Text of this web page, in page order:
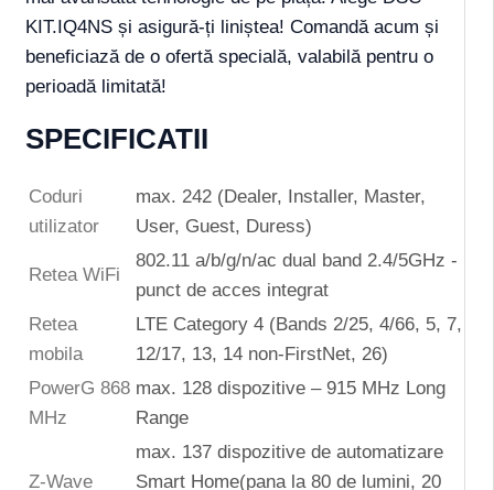
KIT.IQ4NS și asigură-ți liniștea! Comandă acum și
beneficiază de o ofertă specială, valabilă pentru o
perioadă limitată!
SPECIFICATII
Coduri
utilizator
max. 242 (Dealer, Installer, Master,
User, Guest, Duress)
Retea WiFi
802.11 a/b/g/n/ac dual band 2.4/5GHz -
punct de acces integrat
Retea
mobila
LTE Category 4 (Bands 2/25, 4/66, 5, 7,
12/17, 13, 14 non-FirstNet, 26)
PowerG 868
MHz
max. 128 dispozitive – 915 MHz Long
Range
Z-Wave
max. 137 dispozitive de automatizare
Smart Home(pana la 80 de lumini, 20